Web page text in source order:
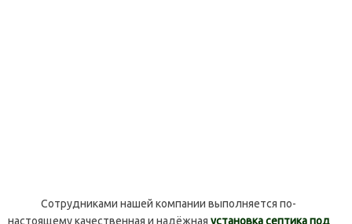
Сотрудниками нашей компании выполняется по-
настоящему качественная и надёжная установка септика под